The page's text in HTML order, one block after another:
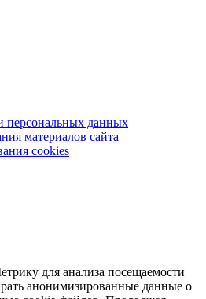
персональных данных
материалов сайта
cookies
для анализа посещаемости
анонимизированные данные о